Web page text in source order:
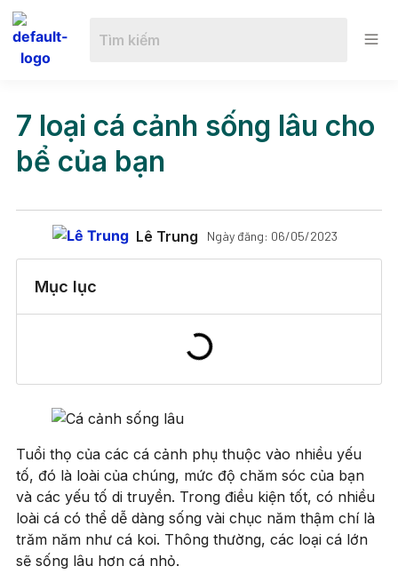
7 loại cá cảnh sống lâu cho
bể của bạn
Lê Trung Ngày đăng: 06/05/2023
Mục lục
Tuổi thọ của các cá cảnh phụ thuộc vào nhiều yếu
tố, đó là loài của chúng, mức độ chăm sóc của bạn
và các yếu tố di truyền. Trong điều kiện tốt, có nhiều
loài cá có thể dễ dàng sống vài chục năm thậm chí là
trăm năm như cá koi. Thông thường, các loại cá lớn
sẽ sống lâu hơn cá nhỏ.